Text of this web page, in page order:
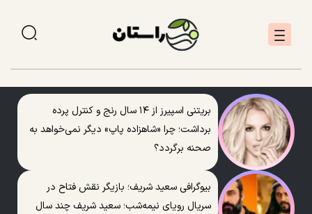
بریتنی اسپیرز از ۱۴ سال رنج و کنترل پرده
برداشت؛ چرا «شاهزاده پاپ» دیگر نمی‌خواهد به
صحنه برگردد؟
بیوگرافی سعید شریف؛ بازیگر نقش فتاح در
سریال رویای نیمه‌شب؛ سعید شریف چند سال